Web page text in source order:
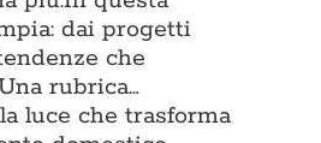
dai progetti
che
rubrica…
luce che trasforma